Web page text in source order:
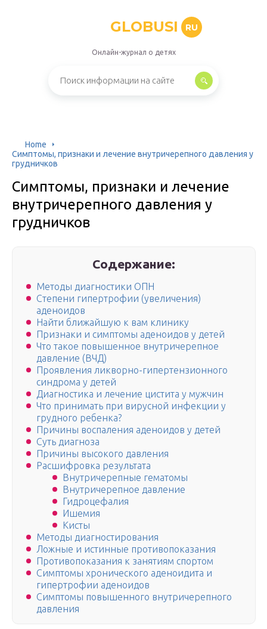
GLOBUSI RU
Онлайн-журнал о детях
Home
Симптомы, признаки и лечение внутричерепного давления у
грудничков
Симптомы, признаки и лечение
внутричерепного давления у
грудничков
Содержание:
Методы диагностики ОПН
Степени гипертрофии (увеличения)
аденоидов
Найти ближайшую к вам клинику
Признаки и симптомы аденоидов у детей
Что такое повышенное внутричерепное
давление (ВЧД)
Проявления ликворно-гипертензионного
синдрома у детей
Диагностика и лечение цистита у мужчин
Что принимать при вирусной инфекции у
грудного ребенка?
Причины воспаления аденоидов у детей
Суть диагноза
Причины высокого давления
Расшифровка результата
Внутричерепные гематомы
Внутричерепное давление
Гидроцефалия
Ишемия
Кисты
Методы диагностирования
Ложные и истинные противопоказания
Противопоказания к занятиям спортом
Симптомы хронического аденоидита и
гипертрофии аденоидов
Симптомы повышенного внутричерепного
давления